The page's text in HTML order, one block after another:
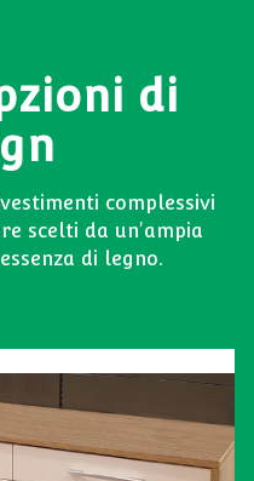
di
complessivi
scelti da un'ampia
di legno.